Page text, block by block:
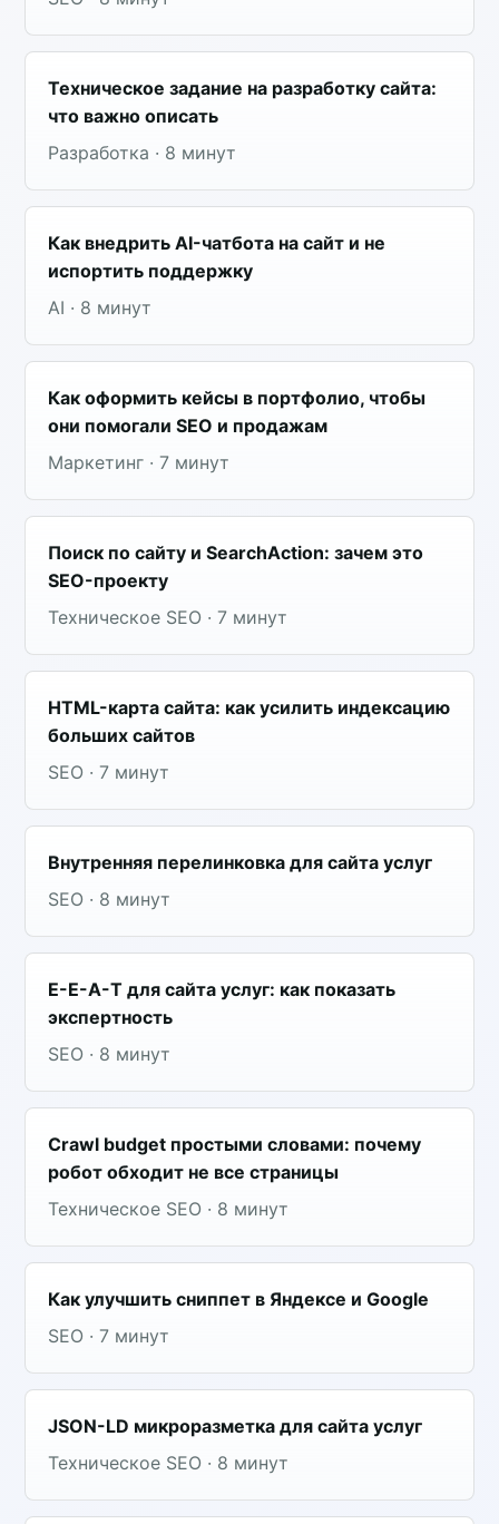
Техническое задание на разработку сайта:
что важно описать
Разработка · 8 минут
Как внедрить AI-чатбота на сайт и не
испортить поддержку
AI · 8 минут
Как оформить кейсы в портфолио, чтобы
они помогали SEO и продажам
Маркетинг · 7 минут
Поиск по сайту и SearchAction: зачем это
SEO-проекту
Техническое SEO · 7 минут
HTML-карта сайта: как усилить индексацию
больших сайтов
SEO · 7 минут
Внутренняя перелинковка для сайта услуг
SEO · 8 минут
E-E-A-T для сайта услуг: как показать
экспертность
SEO · 8 минут
Crawl budget простыми словами: почему
робот обходит не все страницы
Техническое SEO · 8 минут
Как улучшить сниппет в Яндексе и Google
SEO · 7 минут
JSON-LD микроразметка для сайта услуг
Техническое SEO · 8 минут